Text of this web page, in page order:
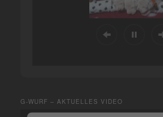
G-WURF – AKTUELLES VIDEO